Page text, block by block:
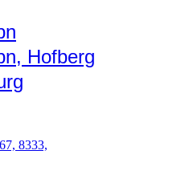
Hofberg
8333,